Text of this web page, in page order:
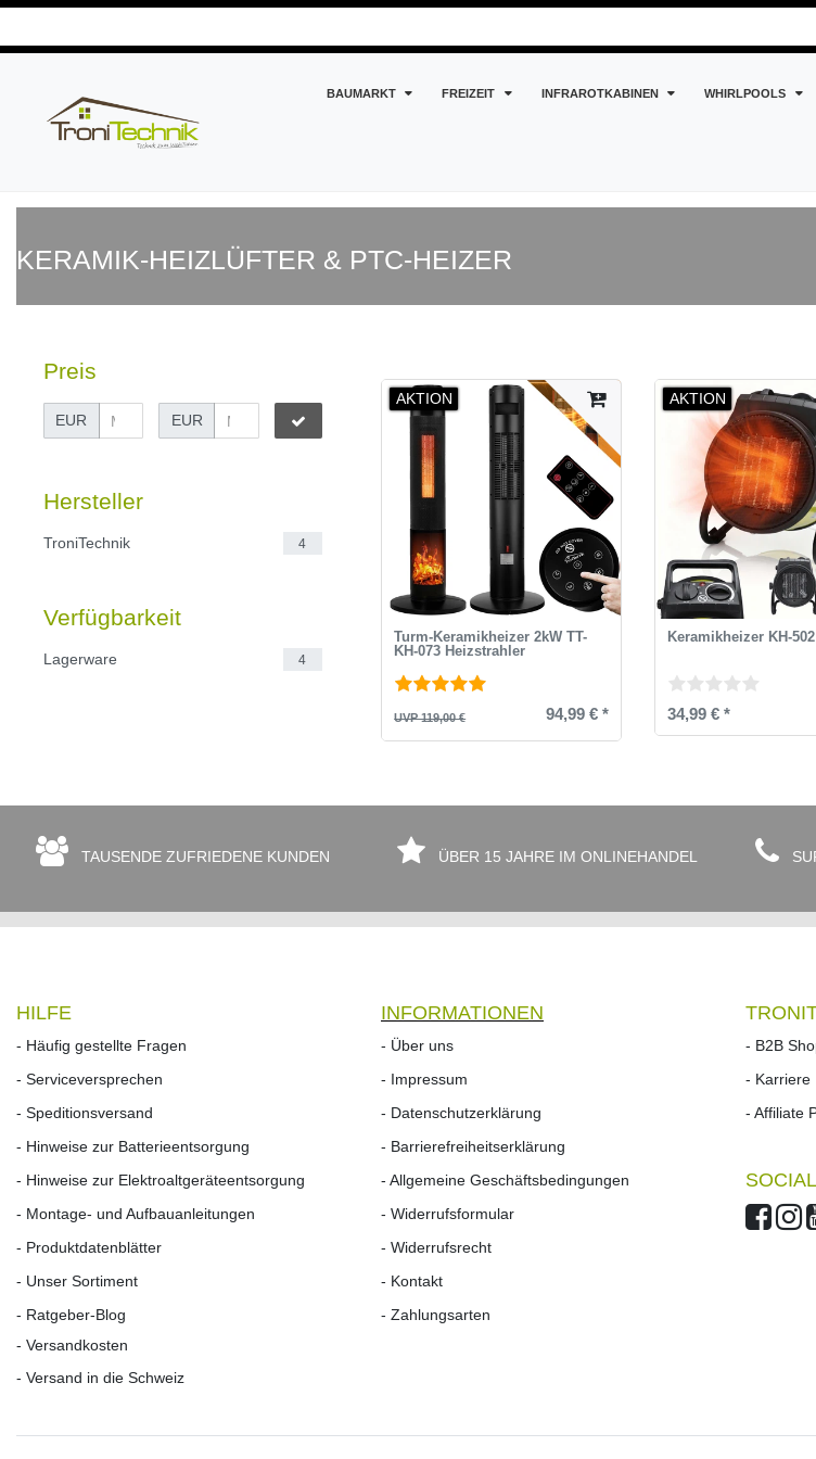
BAUMARKT FREIZEIT INFRAROTKABINEN WHIRLPOOLS
KERAMIK-HEIZLÜFTER & PTC-HEIZER
Preis
EUR EUR
Hersteller
TroniTechnik 4
Verfügbarkeit
Lagerware 4
AKTION
Turm-Keramikheizer 2kW TT-
KH-073 Heizstrahler
UVP 119,00 € 94,99 € *
AKTION
Keramikheizer KH-
34,99 € *
TAUSENDE ZUFRIEDENE KUNDEN ÜBER 15 JAHRE IM ONLINEHANDEL
HILFE
- Häufig gestellte Fragen
- Serviceversprechen
- Speditionsversand
- Hinweise zur Batterieentsorgung
- Hinweise zur Elektroaltgeräteentsorgung
- Montage- und Aufbauanleitungen
- Produktdatenblätter
- Unser Sortiment
- Ratgeber-Blog
- Versandkosten
- Versand in die Schweiz
INFORMATIONEN
- Über uns
- Impressum
- Datenschutzerklärung
- Barrierefreiheitserklärung
- Allgemeine Geschäftsbedingungen
- Widerrufsformular
- Widerrufs­recht
- Kontakt
- Zahlungsarten
- B2B
- Karriere
- Affiliate